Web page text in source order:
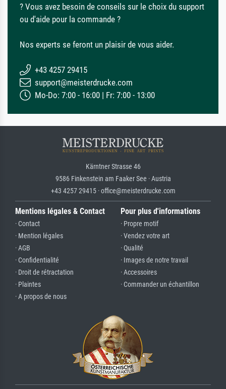
? Vous avez besoin de conseils sur le choix du support
ou d'aide pour la commande ?
Nos experts se feront un plaisir de vous aider.
+43 4257 29415
support@meisterdrucke.com
Mo-Do: 7:00 - 16:00 | Fr: 7:00 - 13:00
Kärntner Strasse 46
9586 Finkenstein am Faaker See · Austria
+43 4257 29415 · office@meisterdrucke.com
Mentions légales & Contact
· Contact
· Mention légales
· AGB
· Confidentialité
· Droit de rétractation
· Plaintes
· A propos de nous
Pour plus d'informations
· Propre motif
· Vendez votre art
· Qualité
· Images de notre travail
· Accessoires
· Commander un échantillon